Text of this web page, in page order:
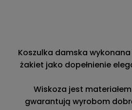
Koszulka damska
żakiet jako dopełnienie
Wiskoza jest
gwarantują wyrobom